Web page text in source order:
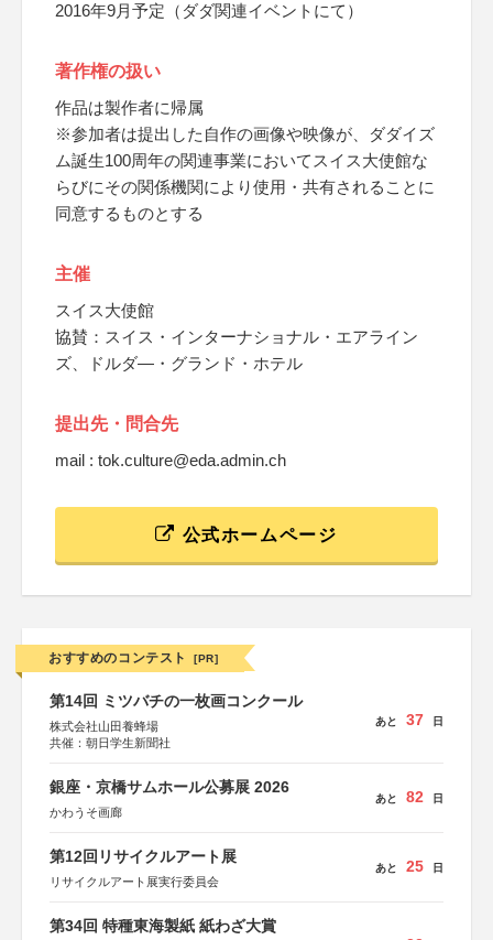
2016年9月予定（ダダ関連イベントにて）
著作権の扱い
作品は製作者に帰属
※参加者は提出した自作の画像や映像が、ダダイズ
ム誕生100周年の関連事業においてスイス大使館な
らびにその関係機関により使用・共有されることに
同意するものとする
主催
スイス大使館
協賛：スイス・インターナショナル・エアライン
ズ、ドルダ―・グランド・ホテル
提出先・問合先
mail : tok.culture@eda.admin.ch
公式ホームページ
おすすめのコンテスト [PR]
第14回 ミツバチの一枚画コンクール
株式会社山田養蜂場
共催：朝日学生新聞社
あと 37 日
銀座・京橋サムホール公募展 2026
かわうそ画廊
あと 82 日
第12回リサイクルアート展
リサイクルアート展実行委員会
あと 25 日
第34回 特種東海製紙 紙わざ大賞